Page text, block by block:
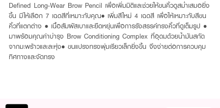
Defined Long-Wear Brow Pencil เพื่อเพิ่มมิติและช่วยให้ขนคิ้วดูสม่ำเสมอยิ่ง
ขึ้น ​ มีให้เลือก 7 เฉดสีที่เหมาะกับคุณ ​ • เพิ่มสีใหม่ 4 เฉดสี เพื่อให้เหมาะกับสีขน
คิ้วที่แตกต่าง ​ • เนื้อสัมผัสเบาและยืดหยุ่นเพื่อการรังสรรค์ทรงคิ้วที่ดูเต็มรูป ​ •
มาพร้อมคุณค่าบำรุง Brow Conditioning Complex ที่อุดมด้วยน้ำมันสกัด
จากมะพร้าวและละหุ่ง​ • ขนแปรงทรงพุ่มเรียวเล็กยิ่งขึ้น จึงง่ายต่อการควบคุม
ทิศทางและจัดทรง​